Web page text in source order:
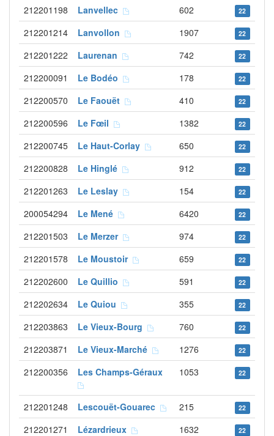
212201198 Lanvellec 602 22
212201214 Lanvollon 1907 22
212201222 Laurenan 742 22
212200091 Le Bodéo 178 22
212200570 Le Faouët 410 22
212200596 Le Fœil 1382 22
212200745 Le Haut-Corlay 650 22
212200828 Le Hinglé 912 22
212201263 Le Leslay 154 22
200054294 Le Mené 6420 22
212201503 Le Merzer 974 22
212201578 Le Moustoir 659 22
212202600 Le Quillio 591 22
212202634 Le Quiou 355 22
212203863 Le Vieux-Bourg 760 22
212203871 Le Vieux-Marché 1276 22
212200356 Les Champs-Géraux 1053 22
212201248 Lescouët-Gouarec 215 22
212201271 Lézardrieux 1632 22